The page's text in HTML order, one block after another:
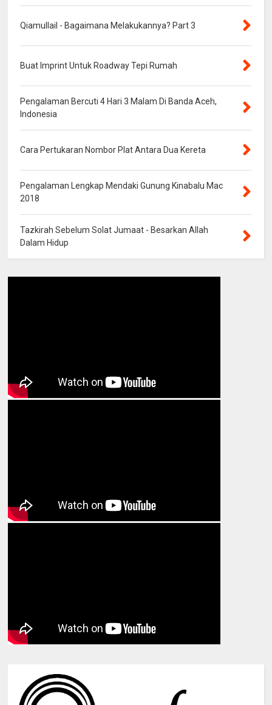
Qiamullail - Bagaimana Melakukannya? Part 3
Buat Imprint Untuk Roadway Tepi Rumah
Pengalaman Bercuti 4 Hari 3 Malam Di Banda Aceh,
Indonesia
Cara Pertukaran Nombor Plat Antara Dua Kereta
Pengalaman Lengkap Mendaki Gunung Kinabalu Mac
2018
Tazkirah Sebelum Solat Jumaat - Besarkan Allah
Dalam Hidup